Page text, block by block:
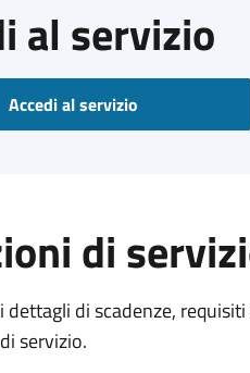
al servizio
Accedi al servizio
di
dettagli di scadenze,
servizio.